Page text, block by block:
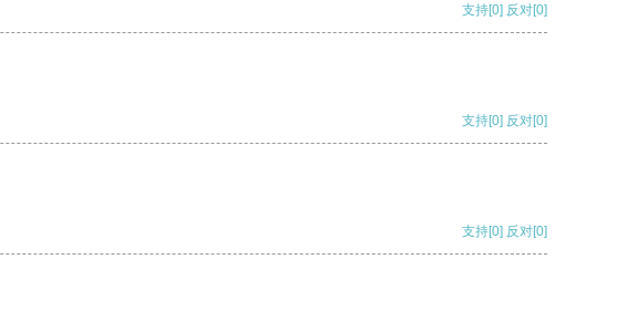
支持[0] 反对[0]
支持[0] 反对[0]
支持[0] 反对[0]